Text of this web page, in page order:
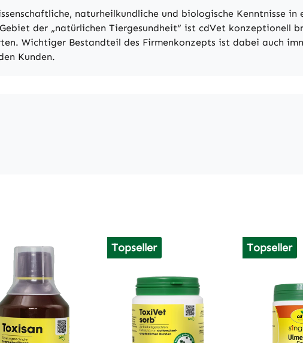
naturheilkundliche und biologische Kenntnisse in
der „natürlichen Tiergesundheit“ ist cdVet konzeptionell
Wichtiger Bestandteil des Firmenkonzepts ist dabei auch
Kunden.
Topseller Topseller